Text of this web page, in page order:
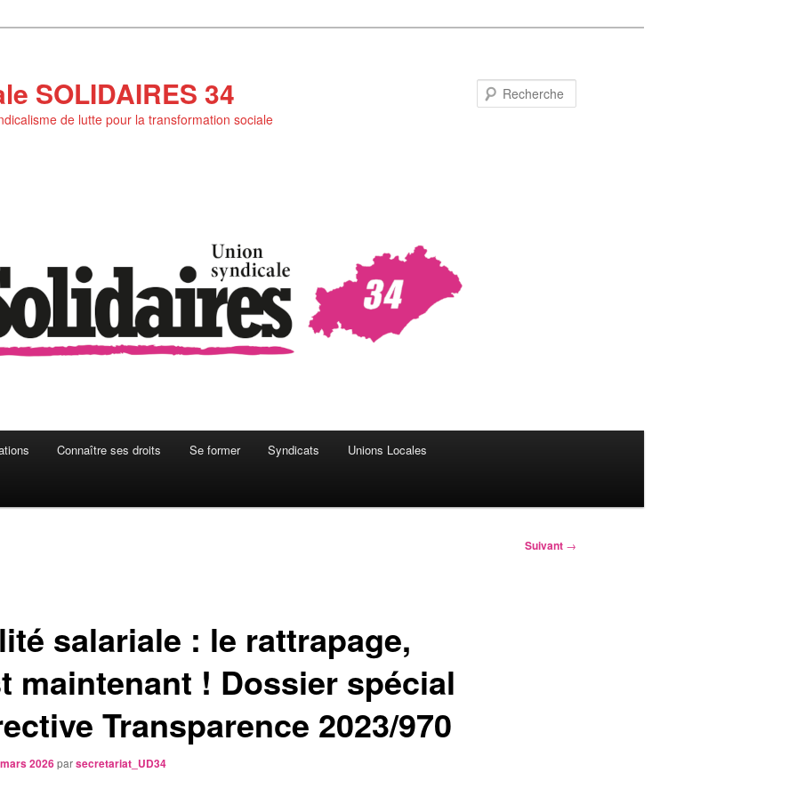
SOLIDAIRES 34
de lutte pour la transformation sociale
Connaître ses droits Se former Syndicats Unions Locales
Suivant →
salariale : le rattrapage,
maintenant ! Dossier spécial
Transparence 2023/970
2026parsecretariat_UD34